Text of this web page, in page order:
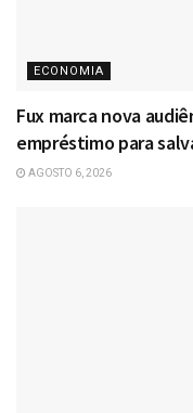
ECONOMIA
Fux marca nova
empréstimo para
AGOSTO 6, 2026